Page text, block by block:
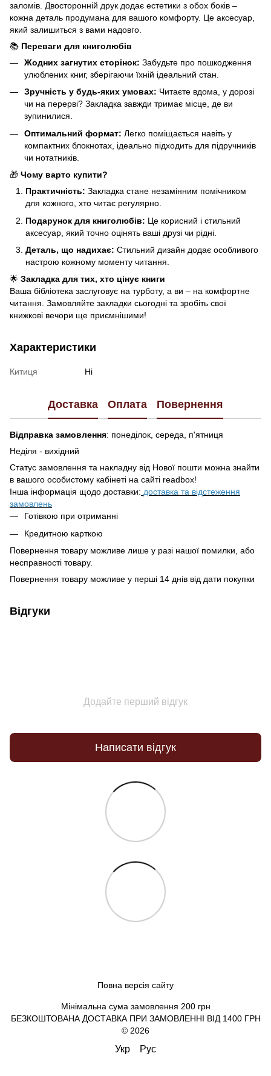
заломів. Двосторонній друк додає естетики з обох боків –
кожна деталь продумана для вашого комфорту. Це аксесуар,
який залишиться з вами надовго.
📚 Переваги для книголюбів
Жодних загнутих сторінок: Забудьте про пошкодження
улюблених книг, зберігаючи їхній ідеальний стан.
Зручність у будь-яких умовах: Читаєте вдома, у дорозі
чи на перерві? Закладка завжди тримає місце, де ви
зупинилися.
Оптимальний формат: Легко поміщається навіть у
компактних блокнотах, ідеально підходить для підручників
чи нотатників.
🎁 Чому варто купити?
Практичність: Закладка стане незамінним помічником
для кожного, хто читає регулярно.
Подарунок для книголюбів: Це корисний і стильний
аксесуар, який точно оцінять ваші друзі чи рідні.
Деталь, що надихає: Стильний дизайн додає особливого
настрою кожному моменту читання.
🌟 Закладка для тих, хто цінує книги
Ваша бібліотека заслуговує на турботу, а ви – на комфортне
читання. Замовляйте закладки сьогодні та зробіть свої
книжкові вечори ще приємнішими!
Характеристики
Китиця Ні
Доставка Оплата Повернення
Відправка замовлення: понеділок, середа, п'ятниця
Неділя - вихідний
Статус замовлення та накладну від Нової пошти можна знайти
в вашого особистому кабінеті на сайті readbox!
Інша інформація щодо доставки: доставка та відстеження
замовлень
Готівкою при отриманні
Кредитною карткою
Повернення товару можливе лише у разі нашої помилки, або
несправності товару.
Повернення товару можливе у перші 14 днів від дати покупки
Відгуки
Додайте перший відгук
Написати відгук
Повна версія сайту
Мінімальна сума замовлення 200 грн
БЕЗКОШТОВАНА ДОСТАВКА ПРИ ЗАМОВЛЕННІ ВІД 1400 ГРН
© 2026
Укр Рус